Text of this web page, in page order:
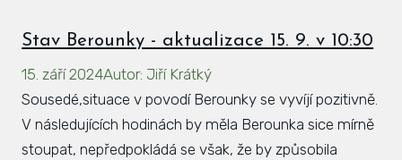
Stav Berounky - aktualizace 15. 9. v 10:30
15. září 2024Autor: Jiří Krátký
Sousedé,situace v povodí Berounky se vyvíjí pozitivně.
V následujících hodinách by měla Berounka sice mírně
stoupat, nepředpokládá se však, že by způsobila